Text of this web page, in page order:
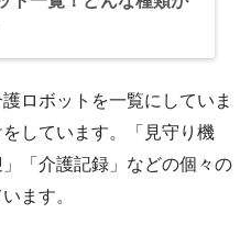
ロボットを一覧にしていま
しています。「見守り機
「介護記録」などの個々の
ます。